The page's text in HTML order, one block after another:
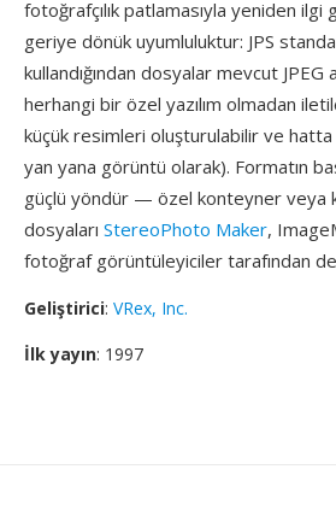
fotoğrafçılık patlamasıyla yeniden ilgi
geriye dönük uyumluluktur: JPS
kullandığından dosyalar mevcut JPEG
herhangi bir özel yazılım olmadan
küçük resimleri oluşturulabilir ve
yan yana görüntü olarak). Formatın
güçlü yöndür — özel konteyner veya
dosyaları StereoPhoto Maker,
fotoğraf görüntüleyiciler tarafından
Geliştirici: VRex, Inc.
İlk yayın: 1997